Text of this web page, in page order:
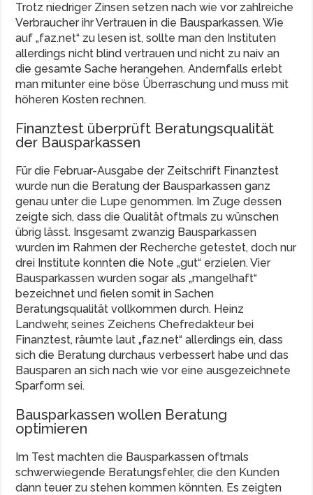
Trotz niedriger Zinsen setzen nach wie vor zahlreiche
Verbraucher ihr Vertrauen in die Bausparkassen. Wie
auf „faz.net“ zu lesen ist, sollte man den Instituten
allerdings nicht blind vertrauen und nicht zu naiv an
die gesamte Sache herangehen. Andernfalls erlebt
man mitunter eine böse Überraschung und muss mit
höheren Kosten rechnen.
Finanztest überprüft Beratungsqualität
der Bausparkassen
Für die Februar-Ausgabe der Zeitschrift Finanztest
wurde nun die Beratung der Bausparkassen ganz
genau unter die Lupe genommen. Im Zuge dessen
zeigte sich, dass die Qualität oftmals zu wünschen
übrig lässt. Insgesamt zwanzig Bausparkassen
wurden im Rahmen der Recherche getestet, doch nur
drei Institute konnten die Note „gut“ erzielen. Vier
Bausparkassen wurden sogar als „mangelhaft“
bezeichnet und fielen somit in Sachen
Beratungsqualität vollkommen durch. Heinz
Landwehr, seines Zeichens Chefredakteur bei
Finanztest, räumte laut „faz.net“ allerdings ein, dass
sich die Beratung durchaus verbessert habe und das
Bausparen an sich nach wie vor eine ausgezeichnete
Sparform sei.
Bausparkassen wollen Beratung
optimieren
Im Test machten die Bausparkassen oftmals
schwerwiegende Beratungsfehler, die den Kunden
dann teuer zu stehen kommen könnten. Es zeigten